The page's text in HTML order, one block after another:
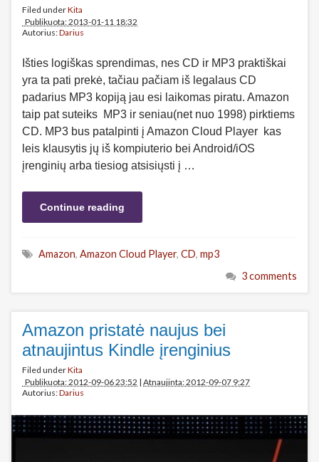
Filed underKita
Publikuota: 2013-01-11 18:32
Autorius:Darius
Išties logiškas sprendimas, nes CD ir MP3 praktiškai
yra ta pati prekė, tačiau pačiam iš legalaus CD
padarius MP3 kopiją jau esi laikomas piratu. Amazon
taip pat suteiks MP3 ir seniau(net nuo 1998) pirktiems
CD. MP3 bus patalpinti į Amazon Cloud Player kas
leis klausytis jų iš kompiuterio bei Android/iOS
įrenginių arba tiesiog atsisiųsti į …
Continue reading
Amazon, Amazon Cloud Player, CD, mp3
3 comments
Amazon pristatė naujus bei
atnaujintus Kindle įrenginius
Filed underKita
Publikuota: 2012-09-06 23:52 | Atnaujinta: 2012-09-07 9:27
Autorius:Darius